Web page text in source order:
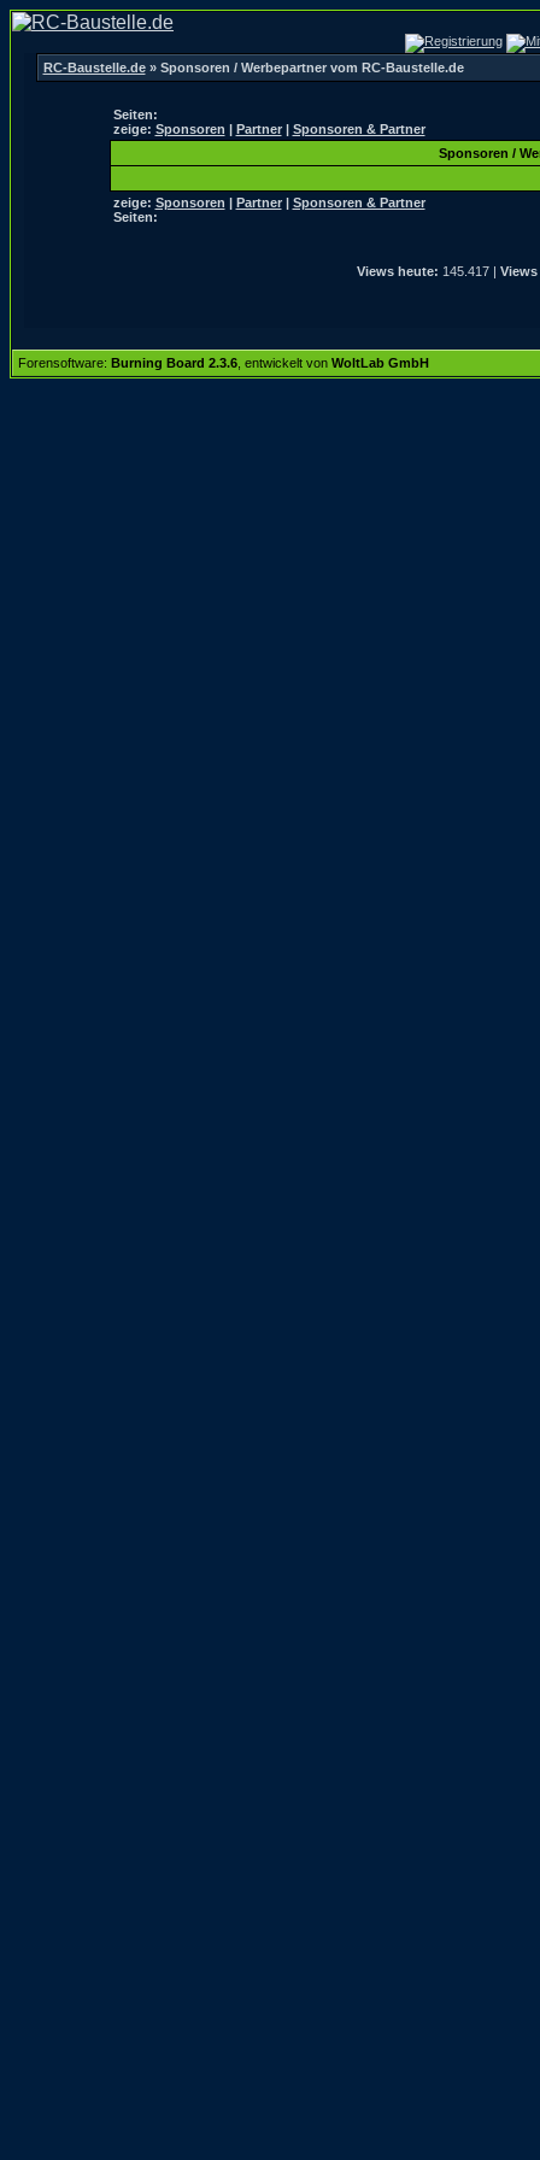
RC-Baustelle.de» Sponsoren / Werbepartner vom RC-Baustelle.de
Seiten:
zeige: Sponsoren | Partner| Sponsoren & Partner
Sponsoren /
zeige: Sponsoren | Partner| Sponsoren & Partner
Seiten:
Views heute: 145.417 |
Forensoftware: Burning Board 2.3.6 , entwickelt von WoltLab GmbH